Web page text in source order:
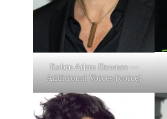
Robin Atkin Downes —
Additional Voices (voice)